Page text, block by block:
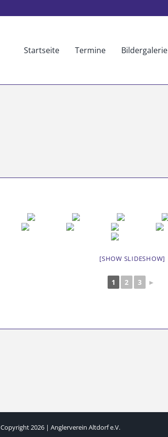
Startseite Termine Bildergalerie
[SHOW SLIDESHOW]
1 2 3 ►
Copyright 2026 | Anglerverein Altdorf e.V.